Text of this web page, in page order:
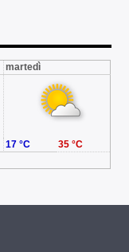
martedì
17 °C 35 °C